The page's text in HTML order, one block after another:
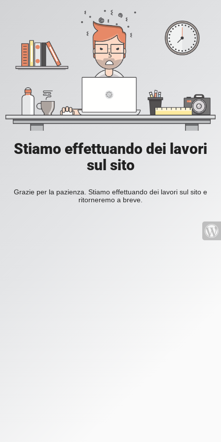
Stiamo effettuando dei lavori
sul sito
Grazie per la pazienza. Stiamo effettuando dei lavori sul sito e
ritorneremo a breve.